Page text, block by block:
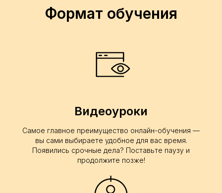
Формат обучения
Видеоуроки
Самое главное преимущество онлайн-обучения —
вы сами выбираете удобное для вас время.
Появились срочные дела? Поставьте паузу и
продолжите позже!